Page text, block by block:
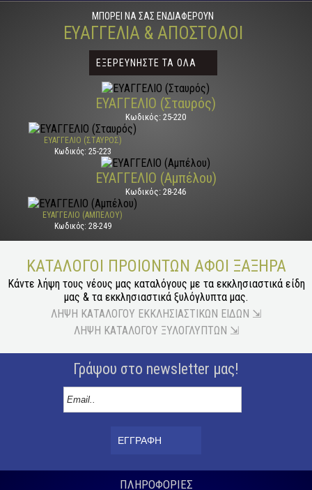
ΜΠΟΡΕΊ ΝΑ ΣΑΣ ΕΝΔΙΑΦΈΡΟΥΝ
ΕΥΑΓΓΈΛΙΑ & ΑΠΌΣΤΟΛΟΙ
ΕΞΕΡΕΥΝΗΣΤΕ ΤΑ ΟΛΑ
ΕΥΑΓΓΕΛΙΟ (Σταυρός)
Κωδικός: 25-220
ΕΥΑΓΓΕΛΙΟ (ΣΤΑΥΡΌΣ)
Κωδικός: 25-223
ΕΥΑΓΓΕΛΙΟ (Αμπέλου)
Κωδικός: 28-246
ΕΥΑΓΓΕΛΙΟ (ΑΜΠΈΛΟΥ)
Κωδικός: 28-249
ΚΑΤΆΛΟΓΟΙ ΠΡΟΙΌΝΤΩΝ ΑΦΟΙ ΞΑΞΗΡΑ
Κάντε λήψη τους νέους μας καταλόγους με τα εκκλησιαστικά είδη
μας & τα εκκλησιαστικά ξυλόγλυπτα μας.
ΛΗΨΗ ΚΑΤΑΛΟΓΟΥ ΕΚΚΛΗΣΙΑΣΤΙΚΩΝ ΕΙΔΩΝ ⇲
ΛΗΨΗ ΚΑΤΑΛΟΓΟΥ ΞΥΛΟΓΛΥΠΤΩΝ ⇲
Γράψου στο newsletter μας!
ΕΓΓΡΑΦΗ
ΠΛΗΡΟΦΟΡΙΕΣ